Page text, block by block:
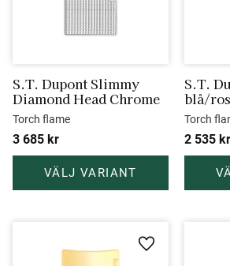
S.T. Dupont Slimmy
Diamond Head Chrome
Torch flame
3 685 kr
S.T.
blå/
Torch
2 535 kr
Lägg till i